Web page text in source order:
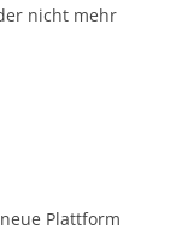
nicht mehr
Plattform